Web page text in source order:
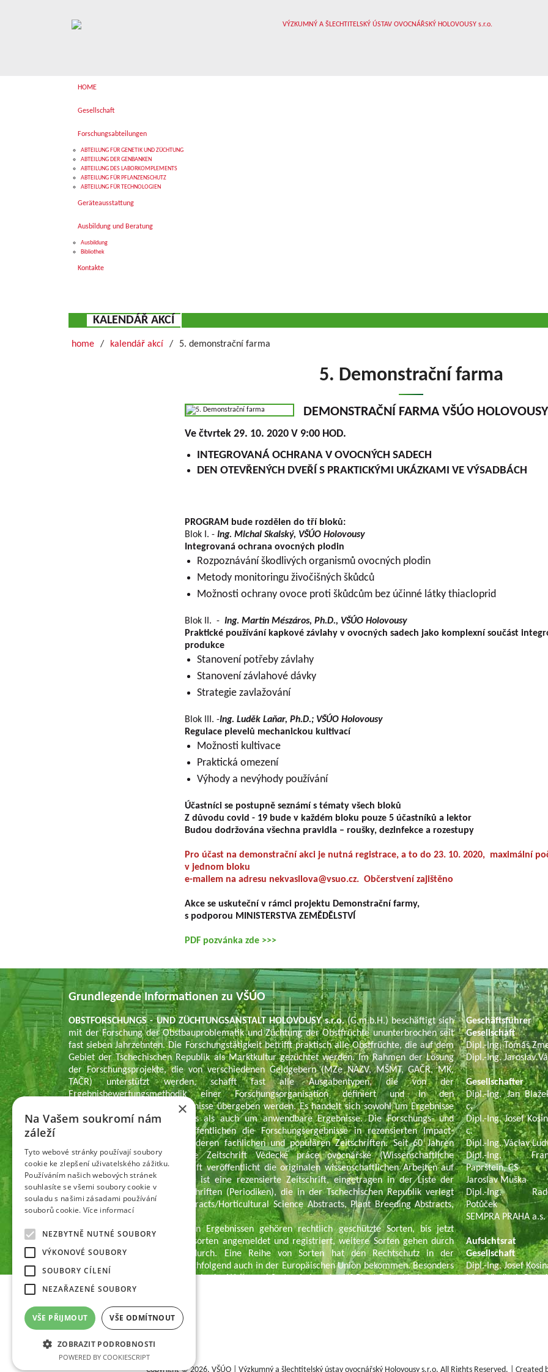
HOME
Gesellschaft
Forschungsabteilungen
ABTEILUNG FÜR GENETIK UND ZÜCHTUNG
ABTEILUNG DER GENBANKEN
ABTEILUNG DES LABORKOMPLEMENTS
ABTEILUNG FÜR PFLANZENSCHUTZ
ABTEILUNG FÜR TECHNOLOGIEN
Geräteausstattung
Ausbildung und Beratung
Ausbildung
Bibliothek
Kontakte
KALENDÁŘ AKCÍ
home kalendář akcí 5. demonstrační farma
5. Demonstrační farma
DEMONSTRAČNÍ FARMA VŠÚO HOLOVOUSY
Ve čtvrtek 29. 10. 2020 V 9:00 HOD.
INTEGROVANÁ OCHRANA V OVOCNÝCH SADECH
DEN OTEVŘENÝCH DVEŘÍ S PRAKTICKÝMI UKÁZKAMI VE VÝSADBÁCH
PROGRAM bude rozdělen do tří bloků:
Blok I. - Ing. Michal Skalský, VŠÚO Holovousy
Integrovaná ochrana ovocných plodin
Rozpoznávání škodlivých organismů ovocných plodin
Metody monitoringu živočišných škůdců
Možnosti ochrany ovoce proti škůdcům bez účinné látky thiacloprid
Blok II. - Ing. Martin Mészáros, Ph.D., VŠÚO Holovousy
Praktické používání kapkové závlahy v ovocných sadech jako komplexní součást
produkce
Stanovení potřeby závlahy
Stanovení závlahové dávky
Strategie zavlažování
Blok III. -Ing. Luděk Laňar, Ph.D.; VŠÚO Holovousy
Regulace plevelů mechanickou kultivací
Možnosti kultivace
Praktická omezení
Výhody a nevýhody používání
Účastníci se postupně seznámí s tématy všech bloků
Z důvodu covid - 19 bude v každém bloku pouze 5 účastníků a lektor
Budou dodržována všechna pravidla – roušky, dezinfekce a rozestupy
Pro účast na demonstrační akci je nutná registrace, a to do 23. 10. 2020, maximální
v jednom bloku
e-mailem na adresu nekvasilova@vsuo.cz. Občerstvení zajištěno
Akce se uskuteční v rámci projektu Demonstrační farmy,
s podporou MINISTERSTVA ZEMĚDĚLSTVÍ
PDF pozvánka zde >>>
Grundlegende Informationen zu VŠÚO
OBSTFORSCHUNGS - UND ZÜCHTUNGSANSTALT HOLOVOUSY s.r.o.(G.m.b.H.) beschäftigt sich
mit der Forschung der Obstbauproblematik und Züchtung der Obstfrüchte ununterbrochen seit
fast sieben Jahrzehnten. Die Forschungstätigkeit betrifft praktisch alle Obstfrüchte, die auf dem
Gebiet der Tschechischen Republik als Marktkultur gezüchtet werden. Im Rahmen der Lösung
der Forschungsprojekte, die von verschiedenen Geldgebern (MZe NAZV, MŠMT, GAČR, MK,
TAČR) unterstützt werden, schafft fast alle Ausgabentypen, die von der
Ergebnisbewertungsmethodik einer Forschungsorganisation definiert und in den
Informationsregister der Ergebnisse übergeben werden. Es handelt sich sowohl um Ergebnisse
des Veröffentlichungscharakters als auch um anwendbare Ergebnisse. Die Forschungs- und
Wissenschaftsmitarbeiter veröffentlichen die Forschungsergebnisse in rezensierten Impact-
Zeitschriften, aber auch in anderen fachlichen und populären Zeitschriften. Seit 60 Jahren
verlegt die Organisation die Zeitschrift Vědecké práce ovocnářské (Wissenschaftliche
Obstbauarbeiten). Die Zeitschrift veröffentlicht die originalen wissenschaftlichen Arbeiten auf
dem Gebiet des Obstbaus. Sie ist eine rezensierte Zeitschrift, eingetragen in der Liste der
rezensierten Non-Impact-Zeitschriften (Periodiken), die in der Tschechischen Republik verlegt
werden. Sie wird in CA B Abstracts/Horticultural Science Abstracts, Plant Breeding Abstracts,
Zu den erfolgreich vermarkten Ergebnissen gehören rechtlich geschützte Sorten, bis jetzt
wurden fast 85 einzelner Obstsorten angemeldet und registriert, weitere Sorten gehen durch
das Registrierungsverfahren durch. Eine Reihe von Sorten hat den Rechtschutz in der
Tschechischen Republik und nachfolgend auch in der Europäischen Union bekommen. Besonders
Weiter wurden in der VŠÚO Holovousy einige Ergebnisse auf dem Gebiet des Halbbetriebes und
übergeben. Einen wichtigen Anteil des Ergebnistransfers der Forschung in die Praxis stellt die
Züchtungsmethodik dar, die an professionelle Benutzer – professionelle Obstzüchter übergeben
wird.
Gesellschaft
Dipl.-Ing. Tomáš
Dipl.-Ing. Jaroslav
Gesellschafter
Dipl.-Ing. Jan
c.
Dipl.-Ing. Josef
c.
Dipl.-Ing. Václav
Dipl.-Ing.
Paprštein, CS
Jaroslav Muška
Dipl.-Ing.
Potůček
SEMPRA PRAHA
Aufsichtsrat
Gesellschaft
Dipl.-Ing. Josef
Copyright © 2026, VŠÚO | Výzkumný a šlechtitelský ústav ovocnářský Holovousy s.r.o. All Rights Reserved. | Created
×
Na Vašem soukromí nám
záleží
Tyto webové stránky používají soubory
cookie ke zlepšení uživatelského zážitku.
Používáním našich webových stránek
souhlasíte se všemi soubory cookie v
souladu s našimi zásadami používání
souborů cookie. Více informací
NEZBYTNĚ NUTNÉ SOUBORY
VÝKONOVÉ SOUBORY
SOUBORY CÍLENÍ
NEZAŘAZENÉ SOUBORY
VŠE PŘIJMOUT VŠE ODMÍTNOUT
ZOBRAZIT PODROBNOSTI
POWERED BY COOKIESCRIPT